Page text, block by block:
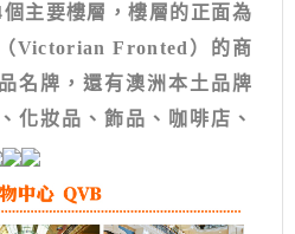
主要樓層，樓層的正面為
Victorian Fronted）的商
名牌，還有澳洲本土品牌
化妝品、飾品、咖啡店、